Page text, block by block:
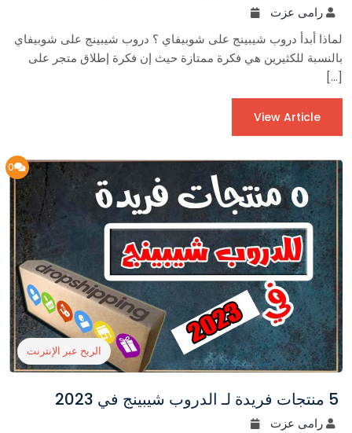
رامى عزت
لماذا أبدأ دروب شيبينج على شوبيفاي ؟ دروب شيبينج على شوبيفاي
بالنسبة للكثيرين هي فكرة ممتازة حيث إن فكرة إطلاق متجر على
[…]
View Article
0
الربح عبر الإنترنت
5 منتجات فريدة لـ الدروب شيبينج في 2023
رامى عزت